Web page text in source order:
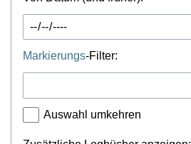
Markierungs-Filter:
Auswahl umkehren